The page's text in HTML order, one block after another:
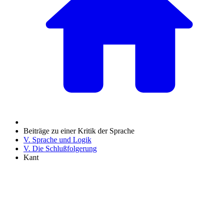
Beiträge zu einer Kritik der Sprache
V. Sprache und Logik
V. Die Schlußfolgerung
Kant